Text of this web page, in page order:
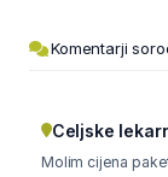
Komentarji
Celjske
Molim cijena